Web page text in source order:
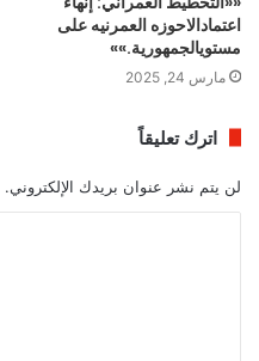
اعتمادالاحوزه العمرنيه على
مستويالجمهورية.»»
مارس 24, 2025
اترك تعليقاً
لن يتم نشر عنوان بريدك الإلكتروني.